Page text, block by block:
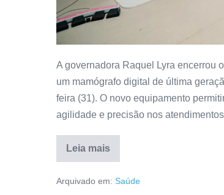
A governadora Raquel Lyra encerrou
um mamógrafo digital de última
feira (31). O novo equipamento
agilidade e precisão nos
Leia mais
Arquivado em: Saúde